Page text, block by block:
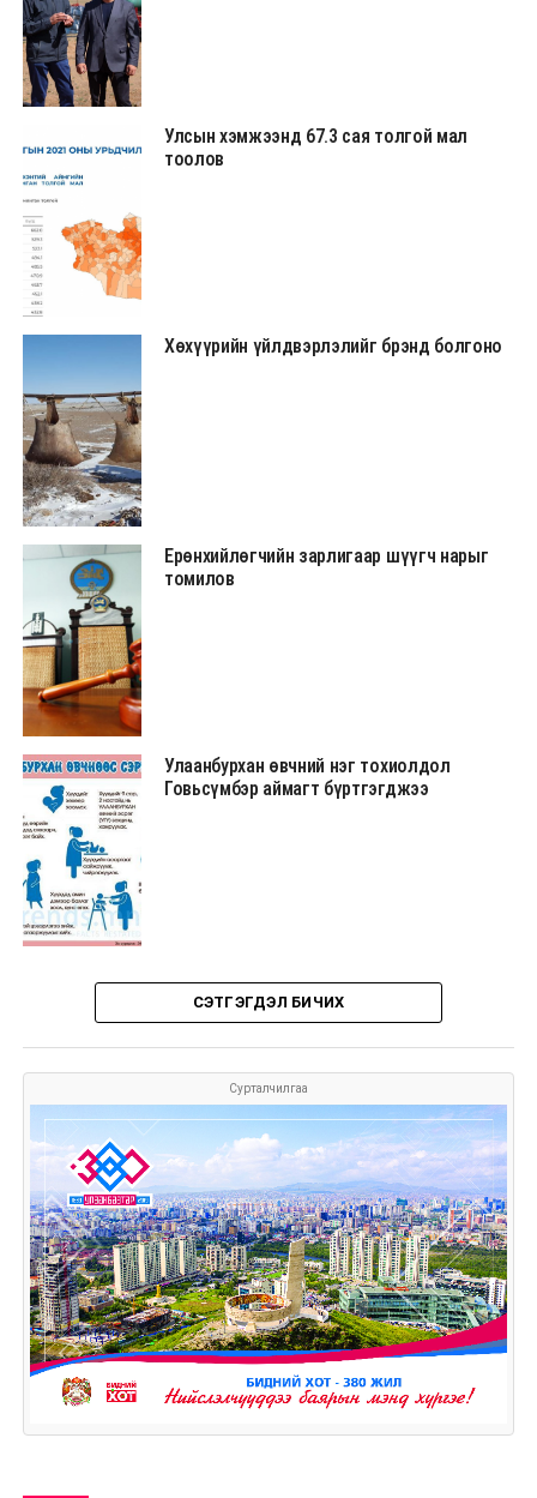
Улсын хэмжээнд 67.3 сая толгой мал
тоолов
Хөхүүрийн үйлдвэрлэлийг брэнд болгоно
Ерөнхийлөгчийн зарлигаар шүүгч нарыг
томилов
Улаанбурхан өвчний нэг тохиолдол
Говьсүмбэр аймагт бүртгэгджээ
СЭТГЭГДЭЛ БИЧИХ
Сурталчилгаа